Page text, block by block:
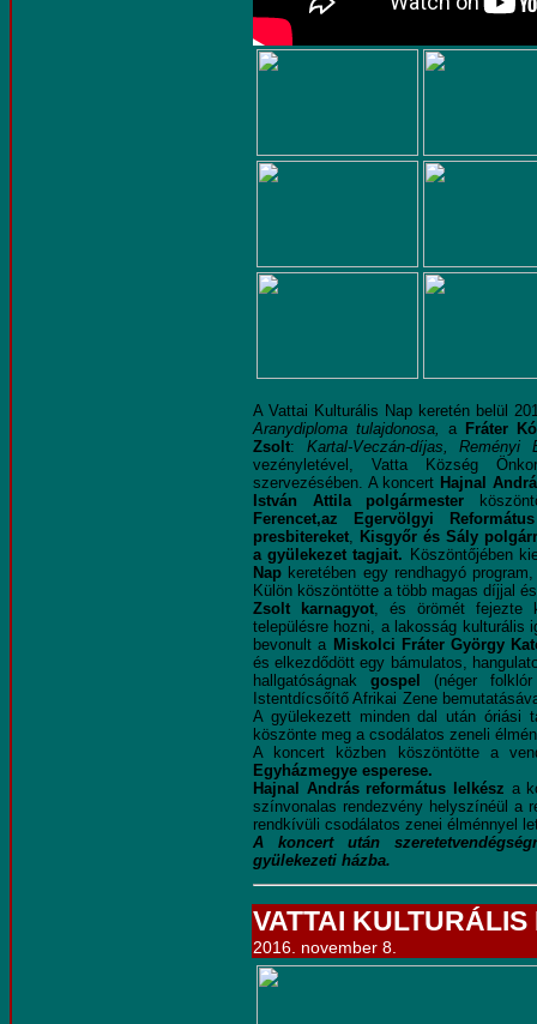
A Vattai Kulturális Nap keretén belül
Aranydiploma tulajdonosa, a Fráter
Zsolt: Kartal-Veczán-díjas,
vezényletével, Vatta Község
szervezésében. A koncert Hajnal
István Attila polgármester
Ferencet,az Egervölgyi
presbitereket, Kisgyőr és Sály
a gyülekezet tagjait. Köszöntőjében
Nap keretében egy rendhagyó
Külön köszöntötte a több magas díjjal
Zsolt
karnagyot, és örömét fejezte
településre hozni, a lakosság kulturális
bevonult a Miskolci Fráter György
és elkezdődött egy bámulatos,
hallgatóságnak gospel (néger
Istentdícsőítő Afrikai Zene
A gyülekezett minden dal után óriási
köszönte meg a csodálatos zeneli
A koncert közben köszöntötte a
Egyházmegye esperese.
Hajnal András református lelkész a
színvonalas rendezvény helyszínéül a
rendkívüli csodálatos zenei élménnyel
A koncert után
gyülekezeti házba.
VATTAI
2016. november 8.